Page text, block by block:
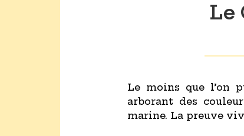
Le
Le moins que l’on
arborant des
marine. La preuve